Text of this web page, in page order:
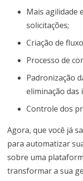
Mais agilidade
solicitações;
Criação de
Processo de
Padronização
eliminação das
Controle dos
Agora, que você já
para automatizar
sobre uma
transformar a sua